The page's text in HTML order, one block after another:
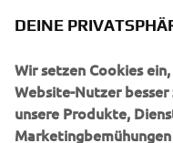
Having set a high level
2015, Yamaha chose
build of this year with
middleweight champion
DEINE
Wir setzen Cookies
Website-Nutzer
unsere Produkte,
Marketingbemühungen